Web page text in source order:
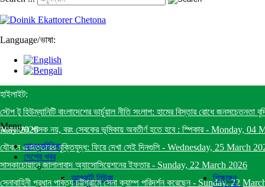
Language/ভাষা:
হাইলাইট:
স্টেপ টু হিউম্যানিটি বাংলাদেশের ভার্চুয়াল নীতি সংলাপ: হামের বিস্তার রোধে
May 2026
আমলাদের শাসক নয়, বরং সেবকের ভূমিকায় অবতীর্ণ হতে হবে : স্পিকার- Monday, 04
যৌবনে একাত্তরের মুক্তিযুদ্ধ: ফিরে দেখা সেই দিনগুলি- Wednesday, 25 March
সাসকাচোয়ানে জালালাবাদ অ্যাসোসিয়েশনের ইফতার- Sunday, 22 March 2026
সেনাবাহিনী প্রধান পার্বত্য চট্টগ্রামে সেনা ক্যাম্প পরিদর্শন করেছেন- Sunday, 22
Menu
আন্তর্জাতিক
দেশের খবর
আলবার্টা নিউজ
শিক্ষাঙ্গন